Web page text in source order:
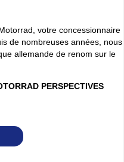
votre concessionnaire
de nombreuses années, nous
allemande de renom sur le
PERSPECTIVES